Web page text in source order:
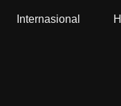
Internasional